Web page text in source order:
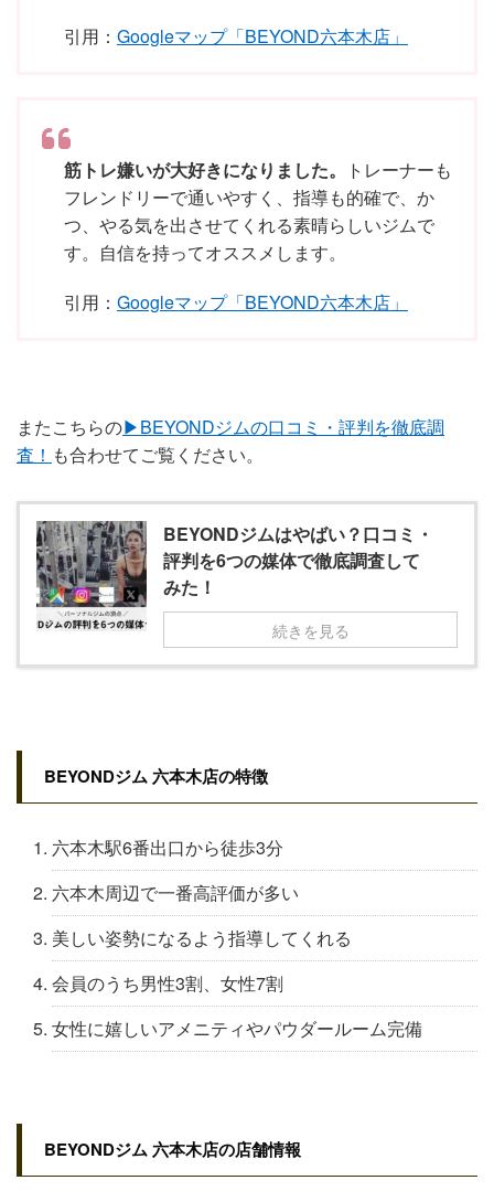
引用： Googleマップ「BEYOND六本木店」
筋トレ嫌いが大好きになりました。
トレーナーも
フレンドリーで通いやすく、指導も的確で、か
つ、やる気を出させてくれる素晴らしいジムで
す。自信を持ってオススメします。
引用： Googleマップ「BEYOND六本木店」
またこちらの▶︎BEYONDジムの口コミ・評判を徹底調
査！ も合わせてご覧ください。
BEYONDジムはやばい？口コミ・
評判を6つの媒体で徹底調査して
みた！
続きを見る
BEYONDジム 六本木店の特徴
六本木駅6番出口から徒歩3分
六本木周辺で一番高評価が多い
美しい姿勢になるよう指導してくれる
会員のうち男性3割、女性7割
女性に嬉しいアメニティやパウダールーム完備
BEYONDジム 六本木店の店舗情報